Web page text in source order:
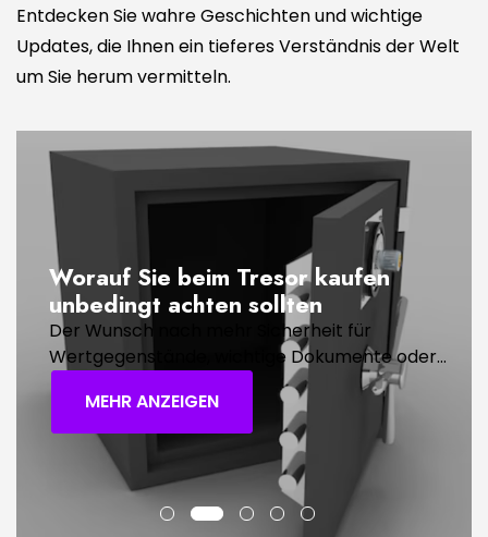
Entdecken Sie wahre Geschichten und wichtige
Updates, die Ihnen ein tieferes Verständnis der Welt
um Sie herum vermitteln.
Worauf Sie beim Tresor kaufen
unbedingt achten sollten
Der Wunsch nach mehr Sicherheit für
Wertgegenstände, wichtige Dokumente oder...
MEHR ANZEIGEN